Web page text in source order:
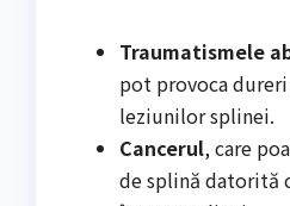
Traumatismele
pot provoca
leziunilor splinei.
Cancerul, care
de splină datorită